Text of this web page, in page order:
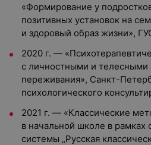
«Формирование у
позитивных установок на
и здоровый образ жизни»,
2020 г. —
с личностными и телесными
переживания», Санкт-
психологического
2021 г. — «Классические
в начальной школе в рамках
системы „Русская